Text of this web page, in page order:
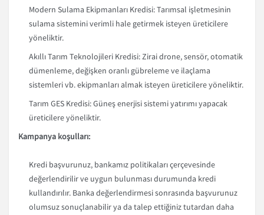
Modern Sulama Ekipmanları Kredisi: Tarımsal işletmesinin
sulama sistemini verimli hale getirmek isteyen üreticilere
yöneliktir.
Akıllı Tarım Teknolojileri Kredisi: Zirai drone, sensör, otomatik
dümenleme, değişken oranlı gübreleme ve ilaçlama
sistemleri vb. ekipmanları almak isteyen üreticilere yöneliktir.
Tarım GES Kredisi: Güneş enerjisi sistemi yatırımı yapacak
üreticilere yöneliktir.
Kampanya koşulları:
Kredi başvurunuz, bankamız politikaları çerçevesinde
değerlendirilir ve uygun bulunması durumunda kredi
kullandırılır. Banka değerlendirmesi sonrasında başvurunuz
olumsuz sonuçlanabilir ya da talep ettiğiniz tutardan daha